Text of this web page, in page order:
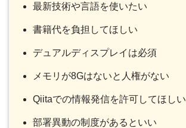
最新技術や言語を使いたい
書籍代を負担してほしい
デュアルディスプレイは必須
メモリが8Gはないと人権がない
Qiitaでの情報発信を許可してほしい
部署異動の制度があるといい